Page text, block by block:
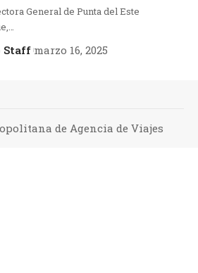
General de Punta del Este
Staff marzo 16, 2025
de Agencia de Viajes